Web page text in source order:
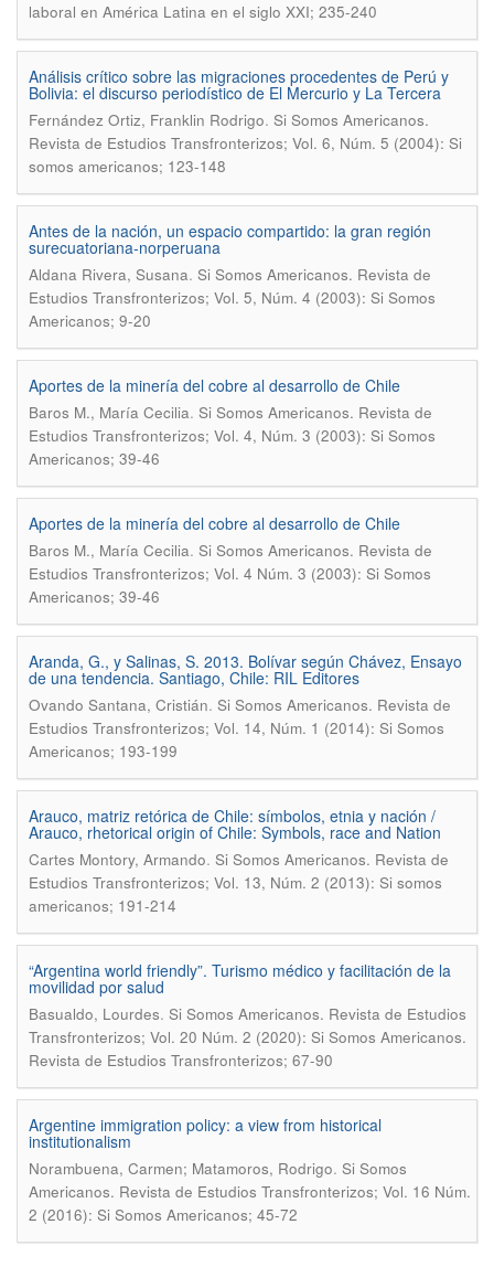
laboral en América Latina en el siglo XXI; 235-240
Análisis crítico sobre las migraciones procedentes de Perú y
Bolivia: el discurso periodístico de El Mercurio y La Tercera
Fernández Ortiz, Franklin Rodrigo. Si Somos Americanos.
Revista de Estudios Transfronterizos; Vol. 6, Núm. 5 (2004): Si
somos americanos; 123-148
Antes de la nación, un espacio compartido: la gran región
surecuatoriana-norperuana
Aldana Rivera, Susana. Si Somos Americanos. Revista de
Estudios Transfronterizos; Vol. 5, Núm. 4 (2003): Si Somos
Americanos; 9-20
Aportes de la minería del cobre al desarrollo de Chile
Baros M., María Cecilia. Si Somos Americanos. Revista de
Estudios Transfronterizos; Vol. 4, Núm. 3 (2003): Si Somos
Americanos; 39-46
Aportes de la minería del cobre al desarrollo de Chile
Baros M., María Cecilia. Si Somos Americanos. Revista de
Estudios Transfronterizos; Vol. 4 Núm. 3 (2003): Si Somos
Americanos; 39-46
Aranda, G., y Salinas, S. 2013. Bolívar según Chávez, Ensayo
de una tendencia. Santiago, Chile: RIL Editores
Ovando Santana, Cristián. Si Somos Americanos. Revista de
Estudios Transfronterizos; Vol. 14, Núm. 1 (2014): Si Somos
Americanos; 193-199
Arauco, matriz retórica de Chile: símbolos, etnia y nación /
Arauco, rhetorical origin of Chile: Symbols, race and Nation
Cartes Montory, Armando. Si Somos Americanos. Revista de
Estudios Transfronterizos; Vol. 13, Núm. 2 (2013): Si somos
americanos; 191-214
“Argentina world friendly”. Turismo médico y facilitación de la
movilidad por salud
Basualdo, Lourdes. Si Somos Americanos. Revista de Estudios
Transfronterizos; Vol. 20 Núm. 2 (2020): Si Somos Americanos.
Revista de Estudios Transfronterizos; 67-90
Argentine immigration policy: a view from historical
institutionalism
Norambuena, Carmen; Matamoros, Rodrigo. Si Somos
Americanos. Revista de Estudios Transfronterizos; Vol. 16 Núm.
2 (2016): Si Somos Americanos; 45-72